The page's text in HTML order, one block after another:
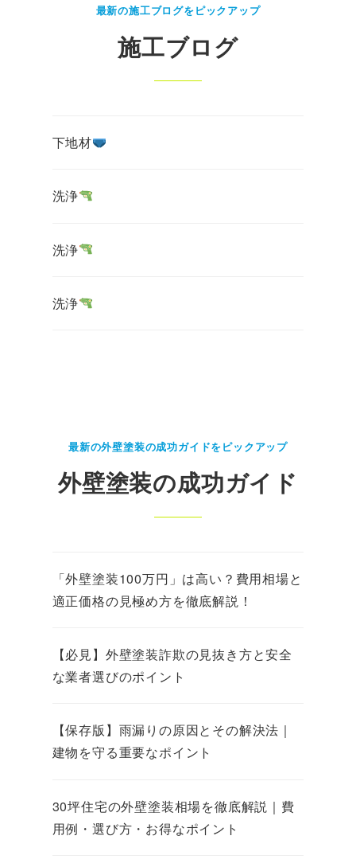
最新の施工ブログをピックアップ
施工ブログ
下地材
洗浄
洗浄
洗浄
最新の外壁塗装の成功ガイドをピックアップ
外壁塗装の成功ガイド
「外壁塗装100万円」は高い？費用相場と
適正価格の見極め方を徹底解説！
【必見】外壁塗装詐欺の見抜き方と安全
な業者選びのポイント
【保存版】雨漏りの原因とその解決法｜
建物を守る重要なポイント
30坪住宅の外壁塗装相場を徹底解説｜費
用例・選び方・お得なポイント